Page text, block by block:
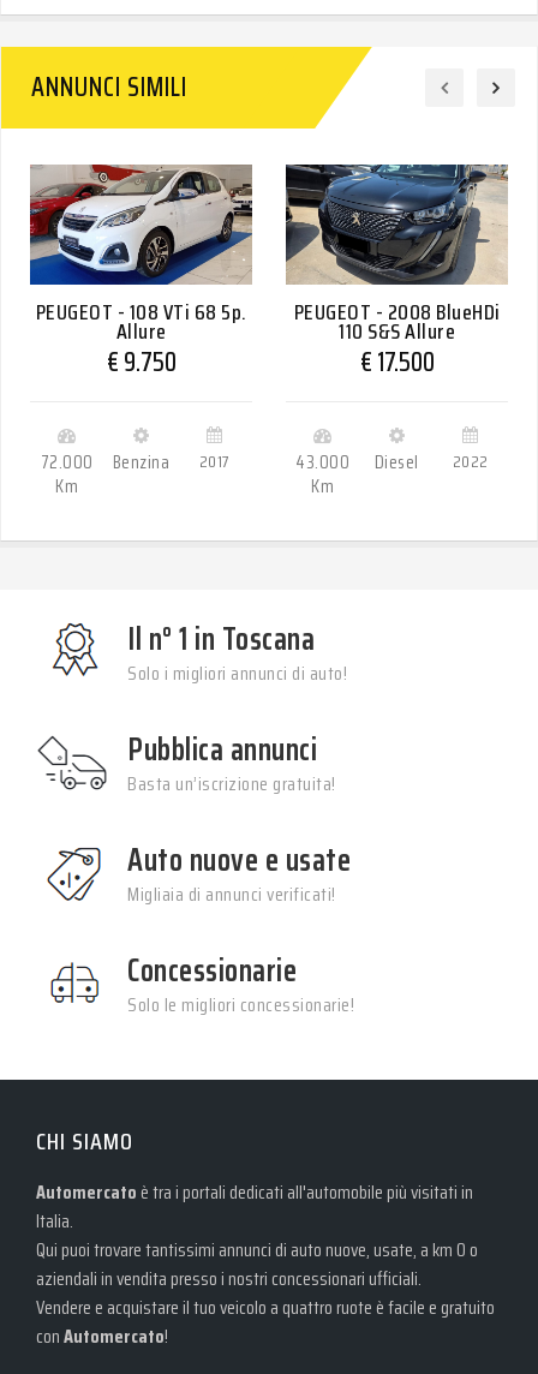
ANNUNCI SIMILI
PEUGEOT - 108 VTi 68 5p.
Allure
€ 9.750
72.000
Km
Benzina 2017
PEUGEOT - 2008 BlueHDi
110 S&S Allure
€ 17.500
43.000
Km
Diesel 2022
Il n° 1 in Toscana
Solo i migliori annunci di auto!
Pubblica annunci
Basta un’iscrizione gratuita!
Auto nuove e usate
Migliaia di annunci verificati!
Concessionarie
Solo le migliori concessionarie!
CHI SIAMO
Automercato è tra i portali dedicati all'automobile più visitati in
Italia.
Qui puoi trovare tantissimi annunci di auto nuove, usate, a km 0 o
aziendali in vendita presso i nostri concessionari ufficiali.
Vendere e acquistare il tuo veicolo a quattro ruote è facile e gratuito
conAutomercato!